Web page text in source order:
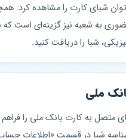
به شعبه نیز گزینه‌ای است که
شبا را دریافت کنید.
ملی
متصل به کارت بانک ملی را